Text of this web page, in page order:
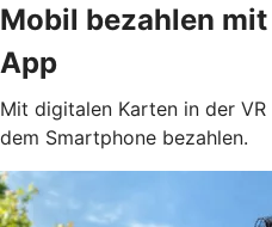
Mobil bezahlen
App
Mit digitalen Karten in der
dem Smartphone bezahlen.